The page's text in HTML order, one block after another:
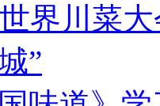
界川菜
”